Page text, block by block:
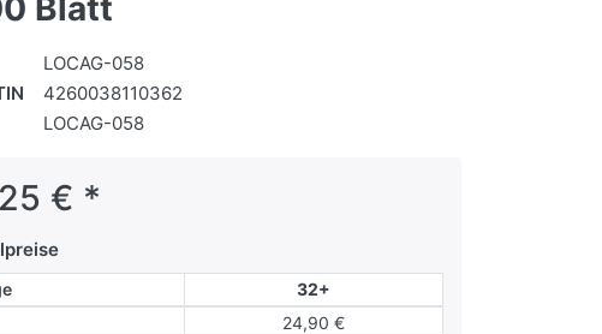
LOCAG-058
4260038110362
LOCAG-058
€ *
32+
24,90 €